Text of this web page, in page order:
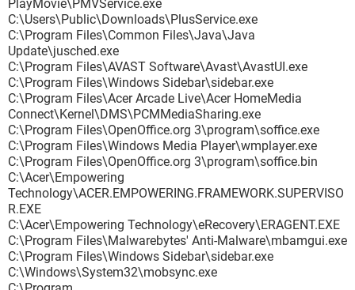
PlayMovie\PMVService.exe
C:\Users\Public\Downloads\PlusService.exe
C:\Program Files\Common Files\Java\Java
Update\jusched.exe
C:\Program Files\AVAST Software\Avast\AvastUI.exe
C:\Program Files\Windows Sidebar\sidebar.exe
C:\Program Files\Acer Arcade Live\Acer HomeMedia
Connect\Kernel\DMS\PCMMediaSharing.exe
C:\Program Files\OpenOffice.org 3\program\soffice.exe
C:\Program Files\Windows Media Player\wmplayer.exe
C:\Program Files\OpenOffice.org 3\program\soffice.bin
C:\Acer\Empowering
Technology\ACER.EMPOWERING.FRAMEWORK.SUPERVISO
R.EXE
C:\Acer\Empowering Technology\eRecovery\ERAGENT.EXE
C:\Program Files\Malwarebytes' Anti-Malware\mbamgui.exe
C:\Program Files\Windows Sidebar\sidebar.exe
C:\Windows\System32\mobsync.exe